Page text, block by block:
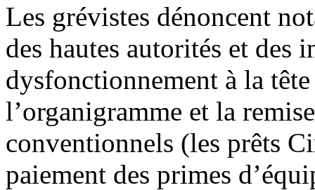
Les grévistes dénoncent
des hautes autorités et des
dysfonctionnement à la
l’organigramme et la
conventionnels (les prêts
paiement des primes